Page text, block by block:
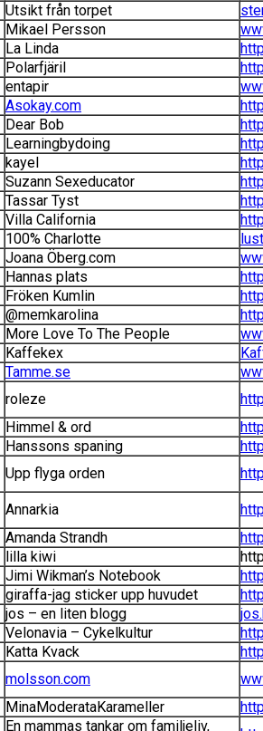
Utsikt från torpet
Mikael Persson
La Linda
Polarfjäril
entapir
Asokay.com
Dear Bob
Learningbydoing
kayel
Suzann Sexeducator
Tassar Tyst
Villa California
100% Charlotte
Joana Öberg.com
Hannas plats
Fröken Kumlin
@memkarolina
More Love To The People
Kaffekex
Tamme.se
roleze
Himmel & ord
Hanssons spaning
Upp flyga orden
Annarkia
Amanda Strandh
lilla kiwi
Jimi Wikman’s Notebook
giraffa-jag sticker upp huvudet
jos – en liten blogg
Velonavia – Cykelkultur
Katta Kvack
molsson.com
MinaModerataKarameller
En mammas tankar om familjeliv,